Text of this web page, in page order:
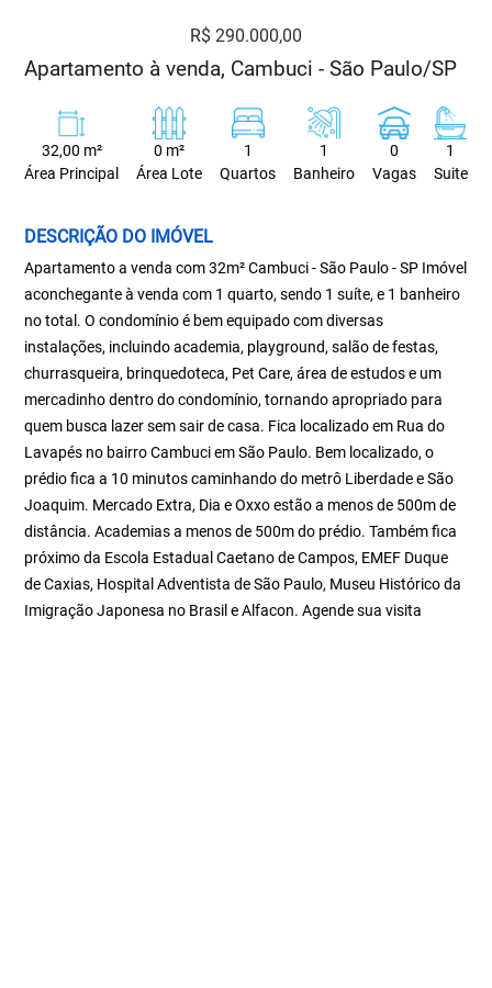
R$ 290.000,00
Apartamento à venda, Cambuci - São Paulo/SP
32,00 m²
Área Principal
0 m²
Área Lote
1
Quartos
1
Banheiro
0
Vagas
1
Suite
DESCRIÇÃO DO IMÓVEL
Apartamento a venda com 32m² Cambuci - São Paulo - SP Imóvel
aconchegante à venda com 1 quarto, sendo 1 suíte, e 1 banheiro
no total. O condomínio é bem equipado com diversas
instalações, incluindo academia, playground, salão de festas,
churrasqueira, brinquedoteca, Pet Care, área de estudos e um
mercadinho dentro do condomínio, tornando apropriado para
quem busca lazer sem sair de casa. Fica localizado em Rua do
Lavapés no bairro Cambuci em São Paulo. Bem localizado, o
prédio fica a 10 minutos caminhando do metrô Liberdade e São
Joaquim. Mercado Extra, Dia e Oxxo estão a menos de 500m de
distância. Academias a menos de 500m do prédio. Também fica
próximo da Escola Estadual Caetano de Campos, EMEF Duque
de Caxias, Hospital Adventista de São Paulo, Museu Histórico da
Imigração Japonesa no Brasil e Alfacon. Agende sua visita